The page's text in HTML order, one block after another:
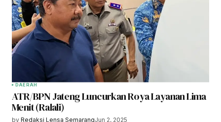
DAERAH
ATR/BPN Jateng Luncurkan Roya Layanan Lima
Menit (Ralali)
by Redaksi Lensa SemarangJun 2, 2025